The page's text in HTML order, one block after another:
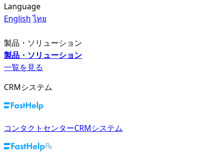
Language
English ไทย
製品・ソリューション
製品・ソリューション
一覧を見る
CRMシステム
コンタクトセンターCRMシステム